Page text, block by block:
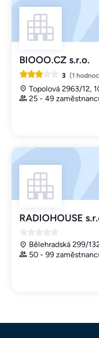
BIOOO.CZ s.r.o.
3 (1
Topolová 2963/12,
25 - 49
RADIOHOUSE
Bělehradská 299/
50 - 99